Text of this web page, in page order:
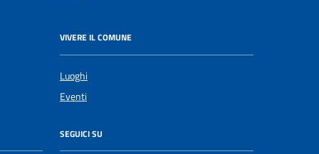
VIVERE IL COMUNE
Luoghi
Eventi
SEGUICI SU